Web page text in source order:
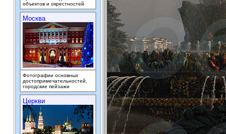
объектов и окрестностей
Москва
Фотографии основных
достопримечательностей,
городские пейзажи
Церкви